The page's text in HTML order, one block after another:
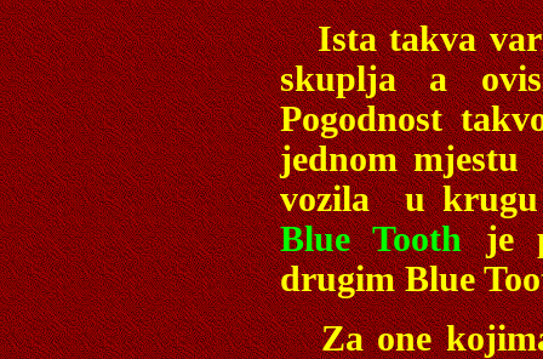
Ista takva
skuplja a
Pogodnost
jednom mjestu
vozila u krugu
Blue Toothje
drugim Blue
Za one kojima